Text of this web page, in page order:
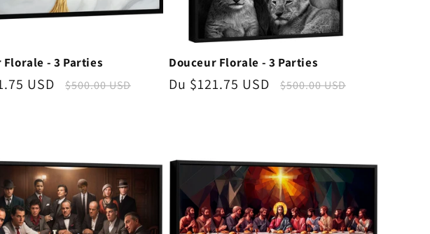
Florale - 3 Parties
USD
Prix
$500.00 USD
Douceur Florale - 3 Parties
Prix
Du $121.75 USD
Prix
$500.00 USD